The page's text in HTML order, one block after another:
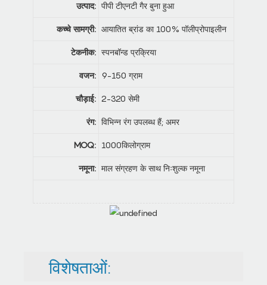
उत्पाद: पीपी टीएनटी गैर बुना हुआ
कच्चे सामग्री: आयातित ब्रांड का 100% पॉलीप्रोपाइलीन
टेकनीक: स्पनबॉन्ड प्रक्रिया
वजन: 9-150 ग्राम
चौड़ाई: 2-320 सेमी
रंग: विभिन्न रंग उपलब्ध हैं; अमर
MOQ: 1000किलोग्राम
नमूना: माल संग्रहण के साथ निःशुल्क नमूना
विशेषताओं: